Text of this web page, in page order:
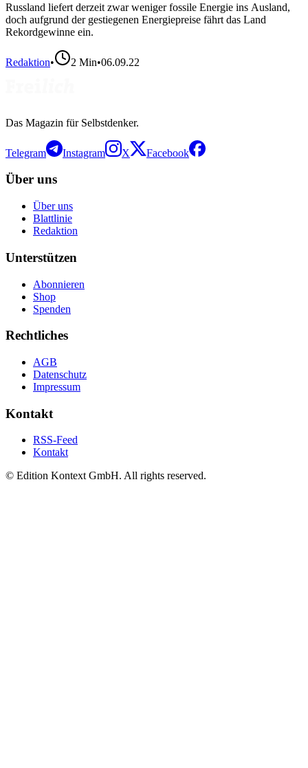
Russland liefert derzeit zwar weniger fossile Energie ins Ausland,
doch aufgrund der gestiegenen Energiepreise fährt das Land
Rekordgewinne ein.
Redaktion• 2 Min•06.09.22
Das Magazin für Selbstdenker.
Telegram Instagram X Facebook
Über uns
Über uns
Blattlinie
Redaktion
Unterstützen
Abonnieren
Shop
Spenden
Rechtliches
AGB
Datenschutz
Impressum
Kontakt
RSS-Feed
Kontakt
© Edition Kontext GmbH. All rights reserved.